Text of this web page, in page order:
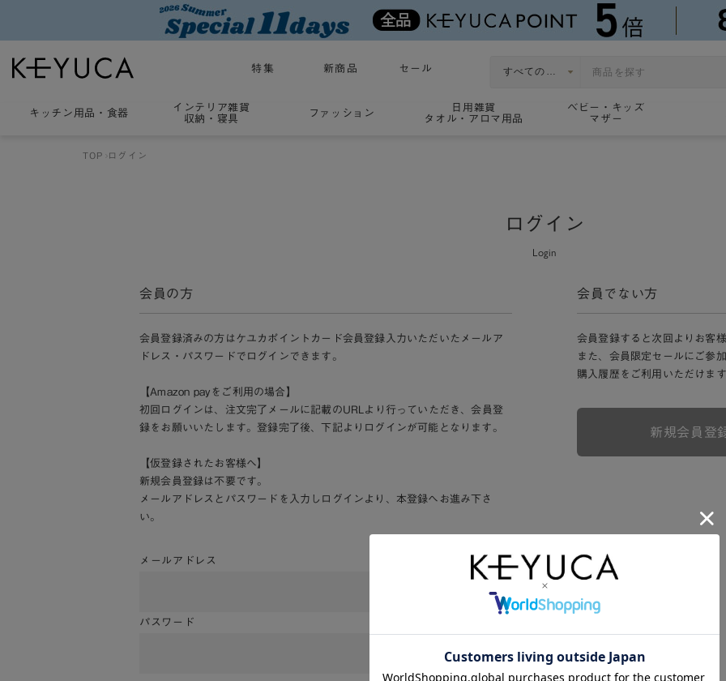
特集 新商品 セール
キッチン用品 ・ 食器
インテリア雑貨
収納・寝具
ファッション
日用雑貨
タオル・アロマ用品
ベビー・キッズ
マザー
TOP ログイン
ログイン
Login
会員の方
会員登録済みの方はケユカポイントカード会員登録入力いただいたメールア
ドレス・パスワードでログインできます。
【Amazon payをご利用の場合】
初回ログインは、注文完了メールに記載のURLより行っていただき、会員登
録をお願いいたします。登録完了後、下記よりログインが可能となります。
【仮登録されたお客様へ】
新規会員登録は不要です。
メールアドレスとパスワードを入力しログインより、本登録へお進み下さ
い。
メールアドレス
パスワード
会員でない方
会員登録すると次回よりお客
また、会員限定セールにご参
購入履歴をご利用いただけま
新規会員登